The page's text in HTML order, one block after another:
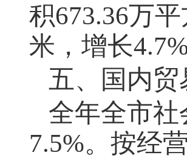
积673.36万
米，增长
五、国内贸
全年全市
7.5%。按经